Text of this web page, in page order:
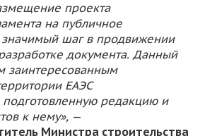
проекта
на публичное
шаг в продвижении
документа. Данный
заинтересованным
ЕАЭС
подготовленную редакцию и
к нему», —
Министра строительства